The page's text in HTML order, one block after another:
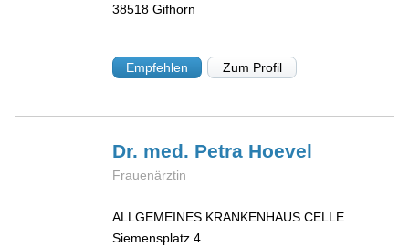
38518 Gifhorn
Empfehlen Zum Profil
Dr. med. Petra Hoevel
Frauenärztin
ALLGEMEINES KRANKENHAUS CELLE
Siemensplatz 4